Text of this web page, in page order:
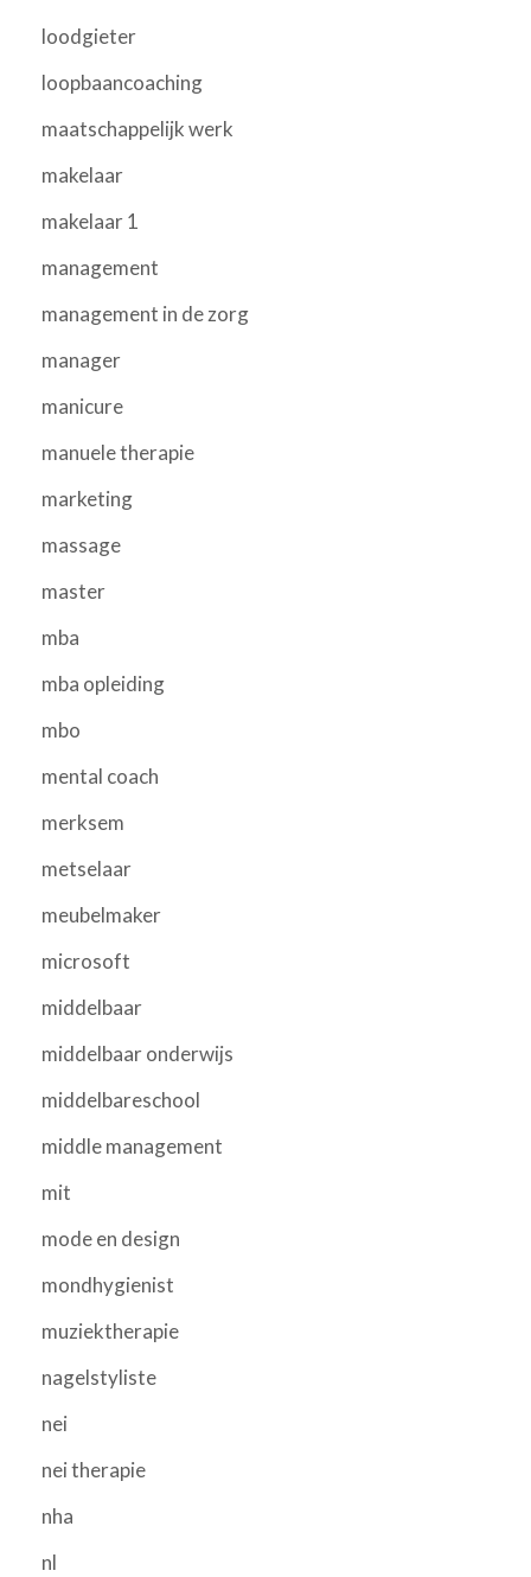
loodgieter
loopbaancoaching
maatschappelijk werk
makelaar
makelaar 1
management
management in de zorg
manager
manicure
manuele therapie
marketing
massage
master
mba
mba opleiding
mbo
mental coach
merksem
metselaar
meubelmaker
microsoft
middelbaar
middelbaar onderwijs
middelbareschool
middle management
mit
mode en design
mondhygienist
muziektherapie
nagelstyliste
nei
nei therapie
nha
nl